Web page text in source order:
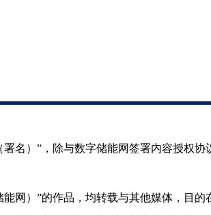
名）”，除与数字储能网签署内容授权
网）”的作品，均转载与其他媒体，目